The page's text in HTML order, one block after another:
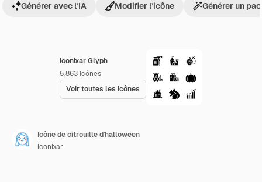
Iconixar Glyph
5,863 Icônes
Voir toutes les icônes
Générer avec l’IA Modifier l’icône Générer un
Icône de citrouille d'halloween
iconixar